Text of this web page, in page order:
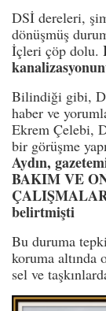
DSİ dereleri,
dönüşmüş
İçleri çöp dolu.
Bilindiği gibi,
haber ve
Ekrem Çelebi,
bir görüşme
Aydın,
BAKIM VE
belirtmişti
Bu duruma
koruma altında
sel ve